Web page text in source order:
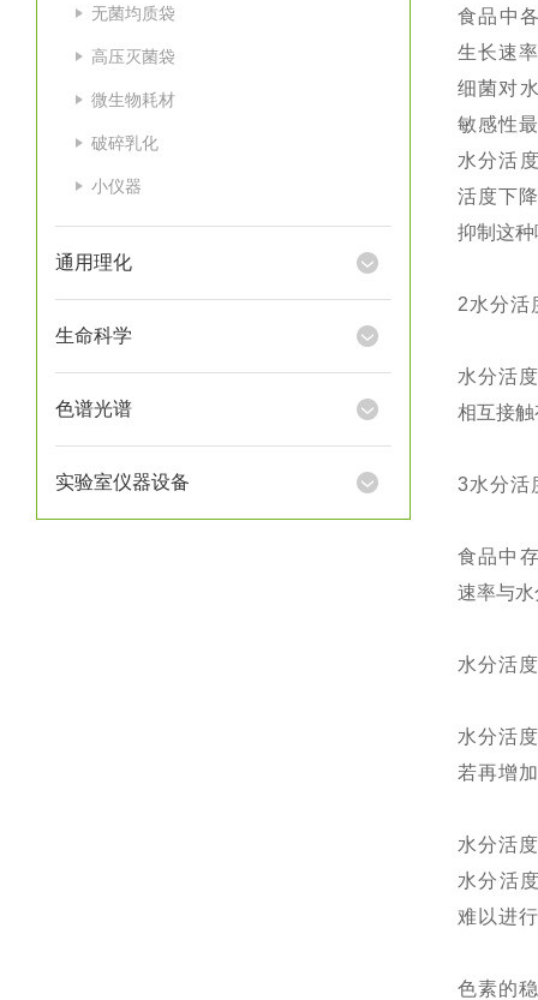
无菌均质袋
高压灭菌袋
微生物耗材
破碎乳化
小仪器
通用理化
生命科学
色谱光谱
实验室仪器设备
食品中
生长速
细菌对
敏感性
水分活
活度下
抑制这
2水分活
水分活
相互接
3水分活
食品中
速率与
水分活
水分活
若再增
水分活
水分活
难以进
色素的